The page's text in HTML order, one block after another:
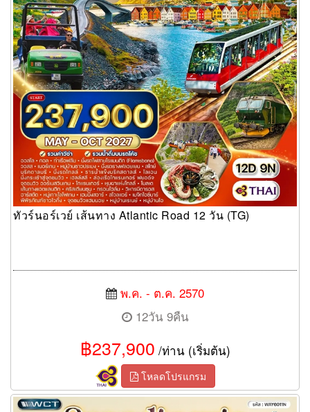
ทัวร์นอร์เวย์ เส้นทาง Atlantic Road 12 วัน (TG)
พ.ค. - ต.ค. 2570
12วัน 9คืน
฿237,900 /ท่าน (เริ่มต้น)
โหลดโปรแกรม
ทัวร์สแกนดิเนเวีย ฟินแลนด์ นอร์เวย์ สวีเดน 11 วัน (AY)